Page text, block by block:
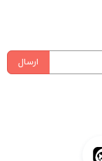
ارسال